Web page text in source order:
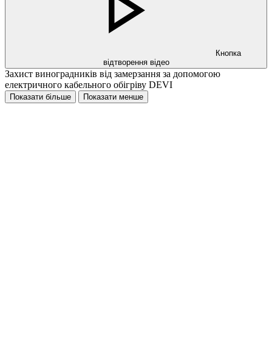
Кнопка
відтворення відео
Захист виноградників від замерзання за допомогою
електричного кабельного обігріву DEVI
Показати більше Показати менше